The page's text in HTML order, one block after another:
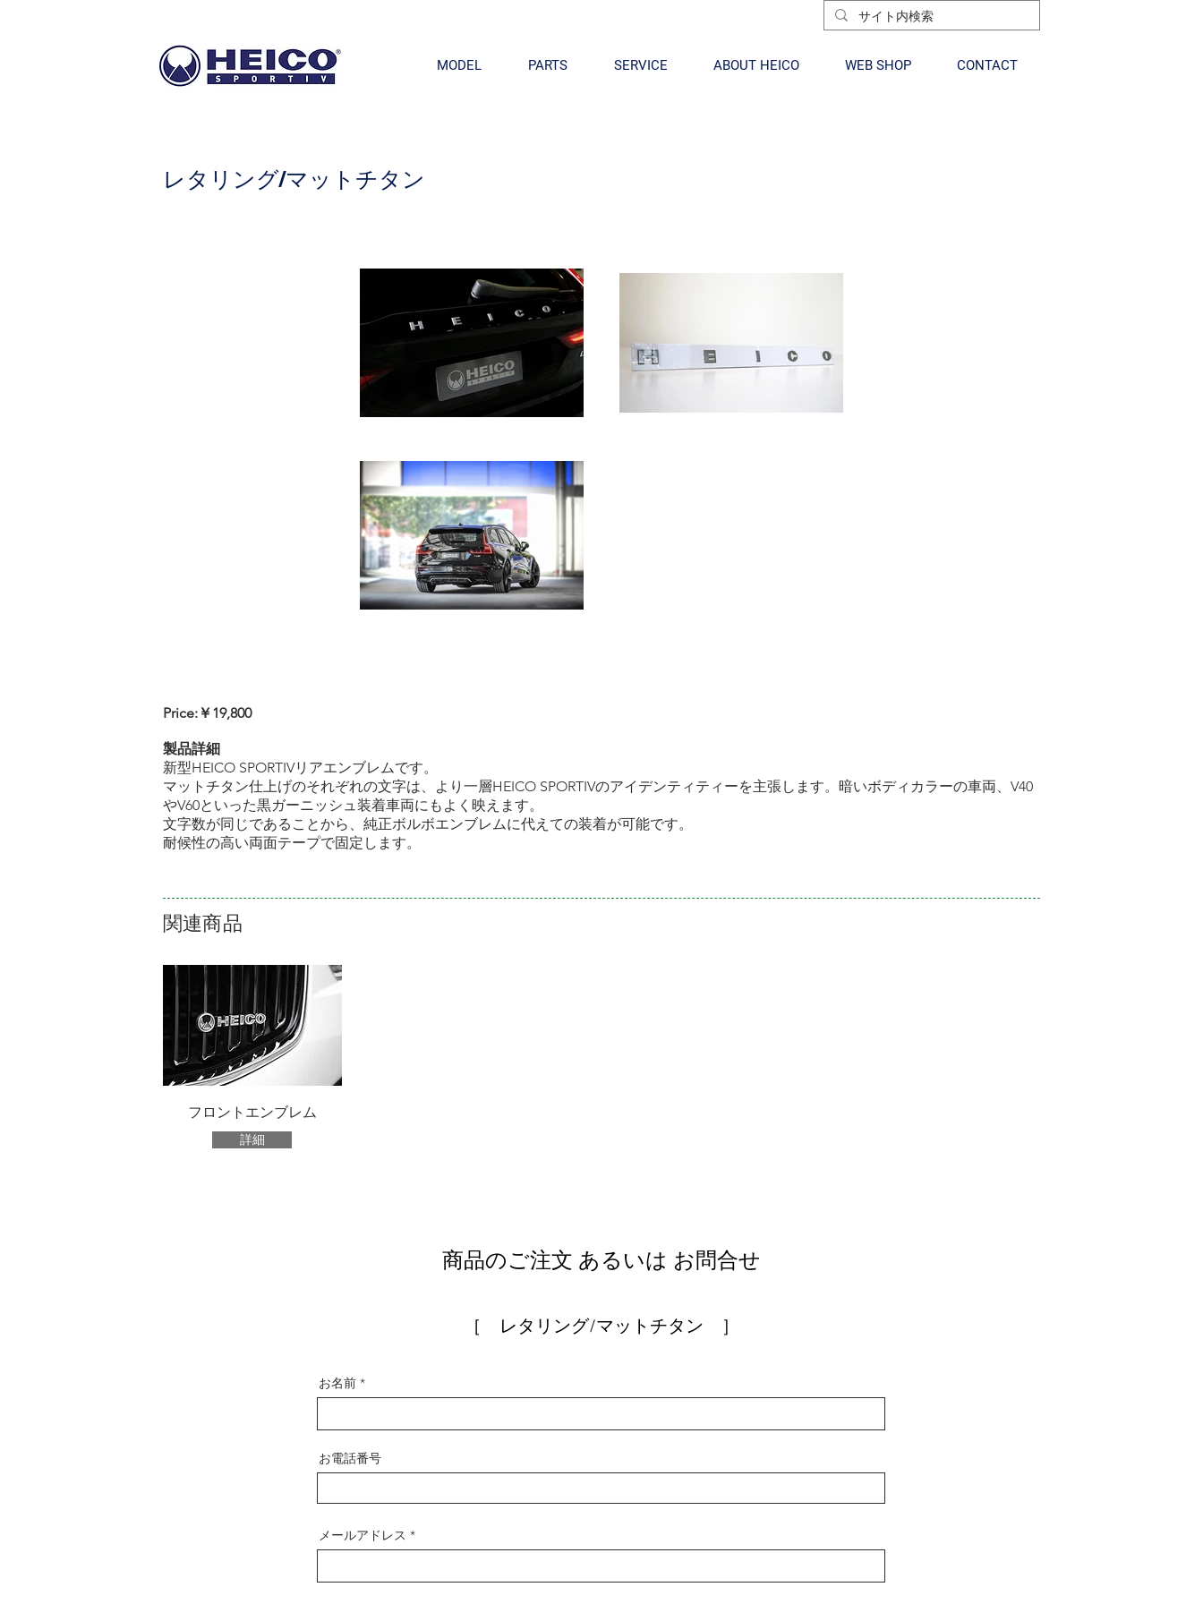
MODEL PARTS SERVICE ABOUT HEICO WEB SHOP CONTACT
レタリング/マットチタン
Price:￥19,800
製品詳細
新型HEICO SPORTIVリアエンブレムです。
マットチタン仕上げのそれぞれの文字は、より一層HEICO SPORTIVのアイデンティティーを主張します。暗いボディカラーの車両、V40
やV60といった黒ガーニッシュ装着車両にもよく映えます。
​文字数が同じであることから、純正ボルボエンブレムに代えての装着が可能です。
耐候性の高い両面テープで固定します。
関連商品
フロントエンブレム
詳細
商品のご注文 あるいは お問合せ
［ レタリング/マットチタン ］
お名前
お電話番号
メールアドレス